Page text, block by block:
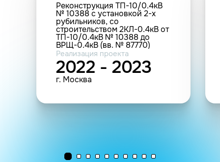
Реконструкция ТП-10/0.4кВ
№ 10388 с установкой 2-х
рубильников, со
строительством 2КЛ-0.4кВ от
ТП-10/0.4кВ № 10388 до
ВРЩ-0.4кВ (вв. № 87770)
Заявителя, в т.ч. ПИР:
г.Москва, Кутузовский пр-кт,
д.24 (0.107 км; 86 кв.м.; 2 шт.
(прочие))
Реализация проекта
2022 - 2023
г. Москва